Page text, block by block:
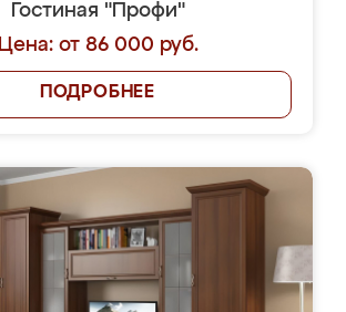
Гостиная "Профи"
Цена: от 86 000 руб.
ПОДРОБНЕЕ